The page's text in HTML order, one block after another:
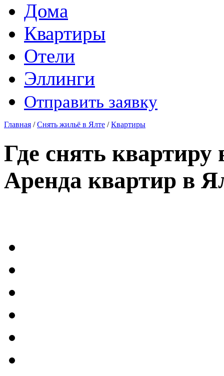
Дома
Квартиры
Отели
Эллинги
Отправить заявку
Главная /Снять жильё в Ялте /Квартиры
Где снять квартиру
Аренда квартир в